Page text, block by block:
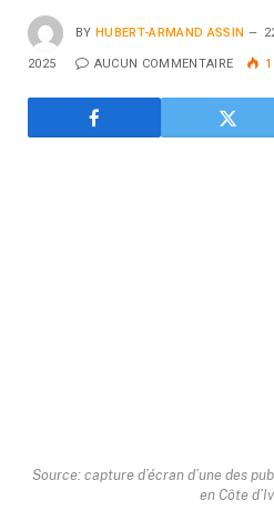
BY HUBERT-ARMAND ASSIN
2025 AUCUN COMMENTAIRE
Source: capture d’écran d’une des
en Côte